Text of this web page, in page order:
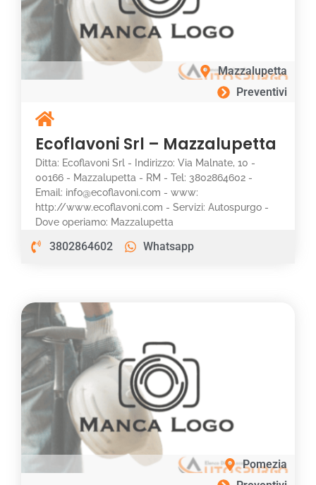
Mazzalupetta
Preventivi
Ecoflavoni Srl – Mazzalupetta
Ditta: Ecoflavoni Srl - Indirizzo: Via Malnate, 10 -
00166 - Mazzalupetta - RM - Tel: 3802864602 -
Email: info@ecoflavoni.com - www:
http://www.ecoflavoni.com - Servizi: Autospurgo -
Dove operiamo: Mazzalupetta
3802864602 Whatsapp
Pomezia